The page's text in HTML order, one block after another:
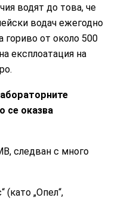
водят до това, че
водач ежегодно
гориво от около 500
експлоатация на
се оказва
следван с много
„Опел“,